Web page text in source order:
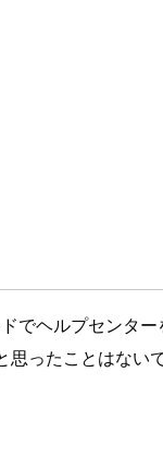
でヘルプセンタ
ったことはないで